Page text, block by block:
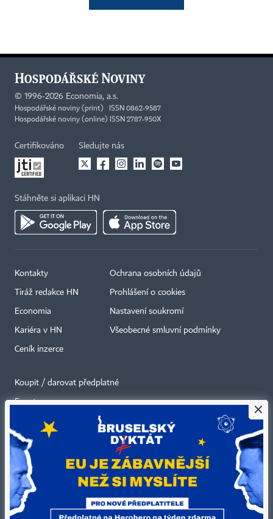
© 1996-2026 Economia, a.s.
Hospodářské noviny (print) ISSN 0862-9587
Hospodářské noviny (online) ISSN 2787-950X
Certifikováno Sledujte nás
Stáhněte si aplikaci HN
Kontakty
Tiráž redakce HN
Economia
Kariéra v HN
Ceník inzerce
Ochrana osobních údajů
Prohlášení o cookies
Nastavení soukromí
Všeobecné smluvní podmínky
Koupit / darovat předplatné
Eventy
Newslettery
RSS kanály
Autorská práva vykonává vydavatel. Bez písemného svolení vydavatele je
zakázáno jakékoli užití částí nebo celku díla, zejména rozmnožování a šíření
jakýmkoli způsobem, mechanickým nebo elektronickým, v českém nebo
×